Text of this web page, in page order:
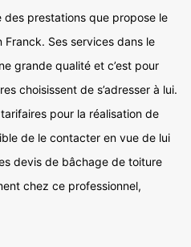
prestations que propose le
Ses services dans le
grande qualité et c’est pour
choisissent de s’adresser à lui.
pour la réalisation de
de le contacter en vue de lui
devis de bâchage de toiture
chez ce professionnel,